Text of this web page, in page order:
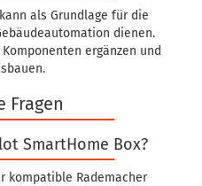
als Grundlage für die
dienen.
ergänzen und
Fragen
SmartHome Box?
kompatible Rademacher